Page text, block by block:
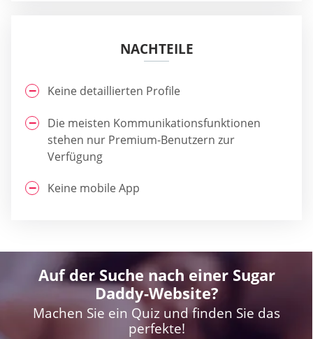
NACHTEILE
Keine detaillierten Profile
Die meisten Kommunikationsfunktionen
stehen nur Premium-Benutzern zur
Verfügung
Keine mobile App
Auf der Suche nach einer Sugar
Daddy-Website?
Machen Sie ein Quiz und finden Sie das
perfekte!